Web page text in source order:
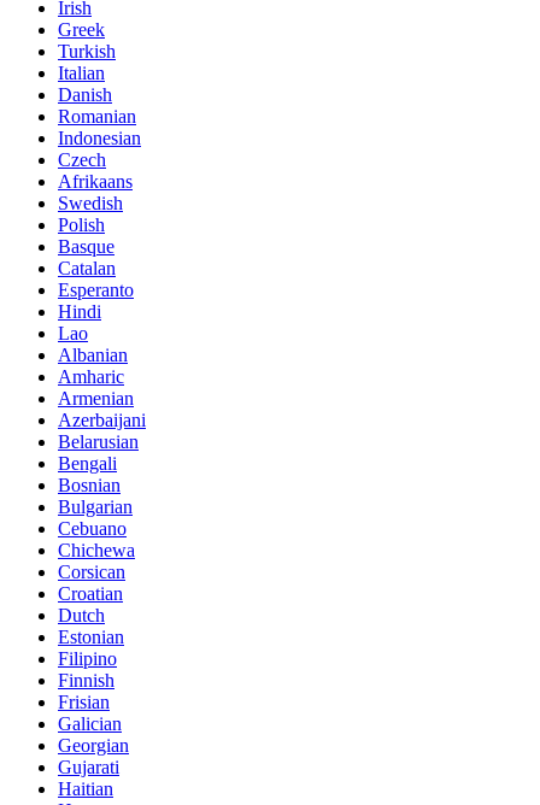
Irish
Greek
Turkish
Italian
Danish
Romanian
Indonesian
Czech
Afrikaans
Swedish
Polish
Basque
Catalan
Esperanto
Hindi
Lao
Albanian
Amharic
Armenian
Azerbaijani
Belarusian
Bengali
Bosnian
Bulgarian
Cebuano
Chichewa
Corsican
Croatian
Dutch
Estonian
Filipino
Finnish
Frisian
Galician
Georgian
Gujarati
Haitian